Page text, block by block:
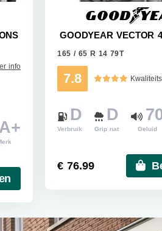
info
A+
GOODYEAR VECTOR
165 / 65 R 14 79T
7.8
D
Verbruik
D
Grip nat Geluid
€ 76.99